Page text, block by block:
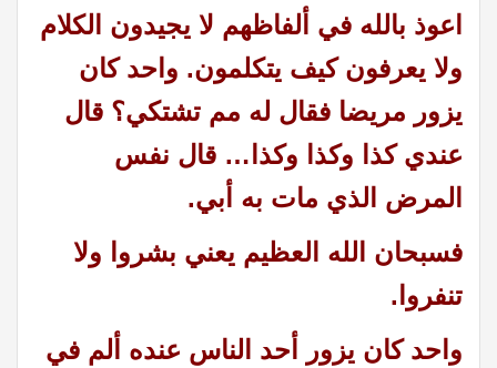
اعوذ بالله في ألفاظهم لا يجيدون الكلام
ولا يعرفون كيف يتكلمون. واحد كان
يزور مريضا فقال له مم تشتكي؟ قال
عندي كذا وكذا وكذا… قال نفس
المرض الذي مات به أبي.
فسبحان الله العظيم يعني بشروا ولا
تنفروا.
واحد كان يزور أحد الناس عنده ألم في